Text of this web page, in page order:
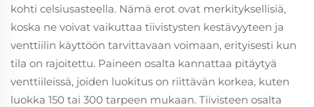
kohti celsiusasteella. Nämä erot ovat merkityksellisiä,
koska ne voivat vaikuttaa tiivistysten kestävyyteen ja
venttiilin käyttöön tarvittavaan voimaan, erityisesti kun
tila on rajoitettu. Paineen osalta kannattaa pitäytyä
venttiileissä, joiden luokitus on riittävän korkea, kuten
luokka 150 tai 300 tarpeen mukaan. Tiivisteen osalta